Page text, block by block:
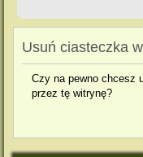
Usuń ciasteczka
Czy na pewno chcesz
przez tę witrynę?